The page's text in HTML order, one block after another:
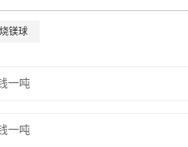
镁球
一吨
一吨